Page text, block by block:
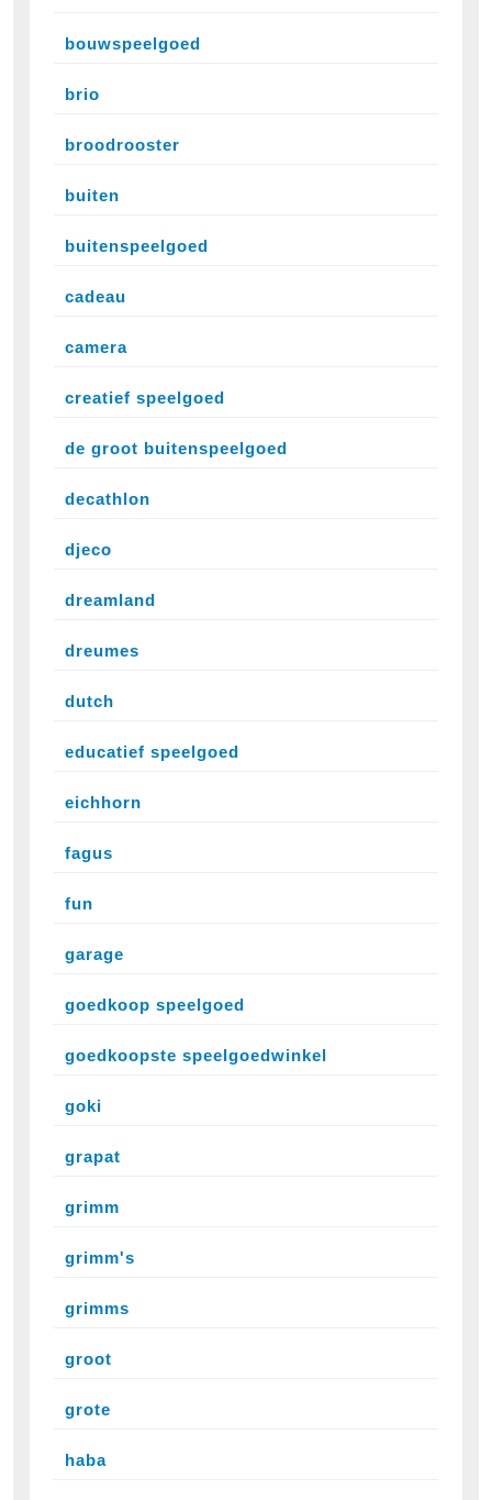
bouwspeelgoed
brio
broodrooster
buiten
buitenspeelgoed
cadeau
camera
creatief speelgoed
de groot buitenspeelgoed
decathlon
djeco
dreamland
dreumes
dutch
educatief speelgoed
eichhorn
fagus
fun
garage
goedkoop speelgoed
goedkoopste speelgoedwinkel
goki
grapat
grimm
grimm's
grimms
groot
grote
haba